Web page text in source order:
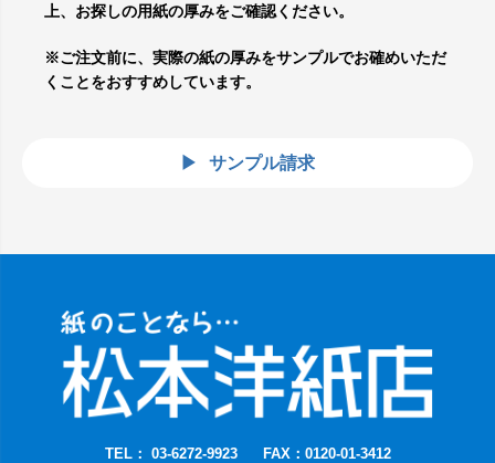
上、お探しの用紙の厚みをご確認ください。
※ご注文前に、実際の紙の厚みをサンプルでお確めいただ
くことをおすすめしています。
サンプル請求
TEL： 03-6272-9923
FAX：0120-01-3412